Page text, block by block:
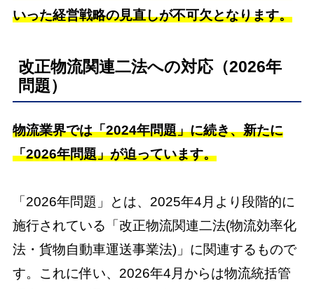
いった経営戦略の見直しが不可欠となります。
改正物流関連二法への対応（2026年
問題）
物流業界では「2024年問題」に続き、新たに
「2026年問題」が迫っています。
「2026年問題」とは、2025年4月より段階的に
施行されている「改正物流関連二法(物流効率化
法・貨物自動車運送事業法)」に関連するもので
す。これに伴い、2026年4月からは物流統括管